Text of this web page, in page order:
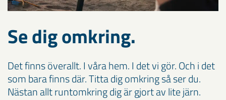
Se dig omkring.
Det finns överallt. I våra hem. I det vi gör. Och i det
som bara finns där. Titta dig omkring så ser du.
Nästan allt runtomkring dig är gjort av lite järn.